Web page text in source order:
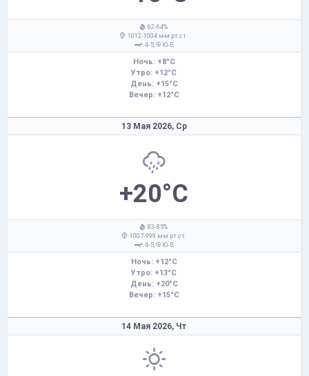
: 62-64%
: 1012-1004 мм рт.ст.
: 4-5,
Ю-В
Ночь: +8°C
Утро: +12°C
День: +15°C
Вечер: +12°C
13 Мая 2026, Ср
+20°C
: 83-85%
: 1007-999 мм рт.ст.
: 4-5,
Ю-В
Ночь: +12°C
Утро: +13°C
День: +20°C
Вечер: +15°C
14 Мая 2026, Чт